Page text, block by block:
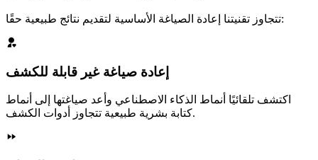
تتجاوز تقنيتنا إعادة الصياغة الأساسية لتقديم نتائج طبيعية حقًا:
إعادة صياغة غير قابلة للكشف
اكتشف تلقائيًا أنماط الذكاء الاصطناعي وأعد صياغتها إلى أنماط
كتابة بشرية طبيعية تتجاوز أدوات الكشف.